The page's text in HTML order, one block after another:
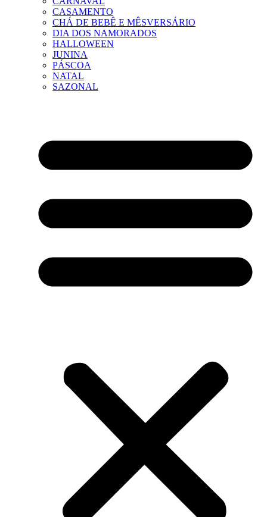
CASAMENTO
CHÁ DE BEBÊ E MÊSVERSÁRIO
DIA DOS NAMORADOS
HALLOWEEN
JUNINA
PÁSCOA
NATAL
SAZONAL